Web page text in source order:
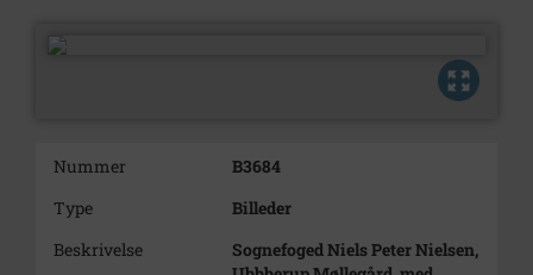
Nummer
B3684
Type
Billeder
Beskrivelse
Sognefoged Niels Peter Nielsen,